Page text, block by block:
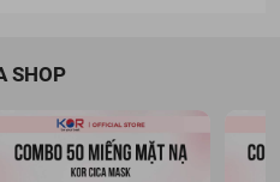
SHOP